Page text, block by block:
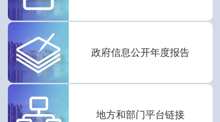
政府信息公开年度报告
地方和部门平台链接